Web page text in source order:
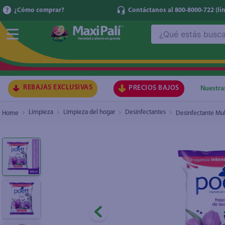
¿Cómo comprar? Contáctanos al 800-8000-722
REBAJAS EXCLUSIVAS PRECIOS BAJOS
Limpieza Limpieza del hogar Desinfectantes Desinfectante
Desinfectante Multiusos Poett, Fragancia
1.
2.
6.
7.
8.
9